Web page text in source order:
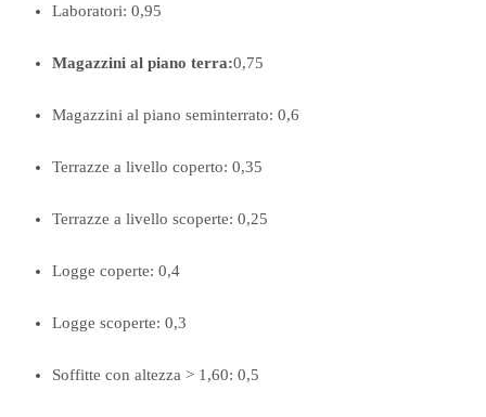
Laboratori: 0,95
Magazzini al piano terra:0,75
Magazzini al piano seminterrato: 0,6
Terrazze a livello coperto: 0,35
Terrazze a livello scoperte: 0,25
Logge coperte: 0,4
Logge scoperte: 0,3
Soffitte con altezza > 1,60: 0,5